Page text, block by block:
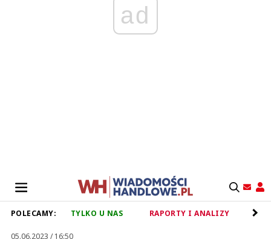
ad
POLECAMY: TYLKO U NAS RAPORTY I ANALIZY
05.06.2023 / 16:50